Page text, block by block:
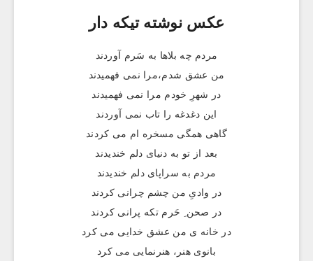
عکس نوشته تيکه دار
مردم چه بلاها به سَرم آوردند
من عشق شدم،مرا نمی فهمیدند
در شهرِ خودم مرا نمی فهمیدند
این دغدغه را تاب نمی آوردند
گاهی همگی مسخره ام می کردند
بعد از تو به دنیای دلم خندیدند
مردم به سراپای دلم خندیدند
در وادیِ من چشم چرانی کردند
در صحن ِ حَرم تکه پرانی کردند
در خانه ی من عشق خدایی می کرد
بانوی هنر، هنرنمایی می کرد